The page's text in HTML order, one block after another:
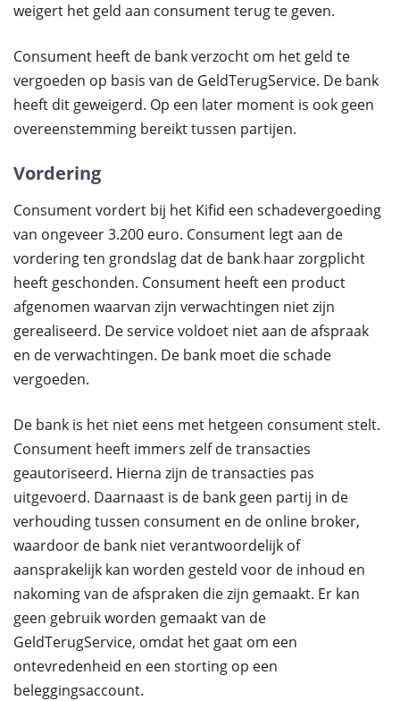
weigert het geld aan consument terug te geven.
Consument heeft de bank verzocht om het geld te
vergoeden op basis van de GeldTerugService. De bank
heeft dit geweigerd. Op een later moment is ook geen
overeenstemming bereikt tussen partijen.
Vordering
Consument vordert bij het Kifid een schadevergoeding
van ongeveer 3.200 euro. Consument legt aan de
vordering ten grondslag dat de bank haar zorgplicht
heeft geschonden. Consument heeft een product
afgenomen waarvan zijn verwachtingen niet zijn
gerealiseerd. De service voldoet niet aan de afspraak
en de verwachtingen. De bank moet die schade
vergoeden.
De bank is het niet eens met hetgeen consument stelt.
Consument heeft immers zelf de transacties
geautoriseerd. Hierna zijn de transacties pas
uitgevoerd. Daarnaast is de bank geen partij in de
verhouding tussen consument en de online broker,
waardoor de bank niet verantwoordelijk of
aansprakelijk kan worden gesteld voor de inhoud en
nakoming van de afspraken die zijn gemaakt. Er kan
geen gebruik worden gemaakt van de
GeldTerugService, omdat het gaat om een
ontevredenheid en een storting op een
beleggingsaccount.